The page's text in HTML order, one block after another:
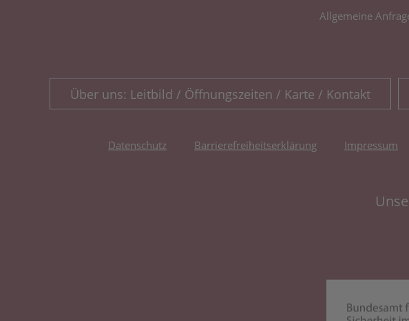
Allgemeine
Über uns: Leitbild / Öffnungszeiten / Karte / Kontakt
Datenschutz Barrierefreiheitserklärung Impressum